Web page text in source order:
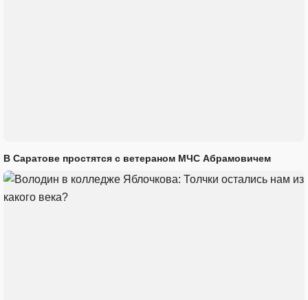
В Саратове простятся с ветераном МЧС Абрамовичем